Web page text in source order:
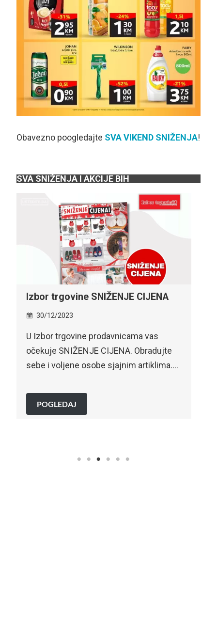
Obavezno poogledajte SVA VIKEND SNIŽENJA!
SVA SNIŽENJA I AKCIJE BIH
Robot SPECIJALNA AKCIJA –
DOČEKAJ NOVU GODINU SA STILOM –
SPECIJALNA AKCIJA!Pridruži nam se u
POGLEDAJ